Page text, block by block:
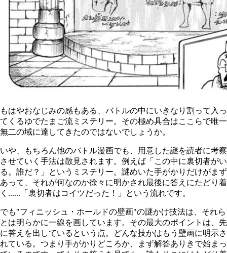
もはやおなじみの感もある、バトルの中にいきなり割って入っ
てくるゆでたまご流ミステリー。その極め具合はここらで唯一
無二の域に達してきたのではないでしょうか。
いや、もちろん他のバトル漫画でも、用意した謎を読者に考察
させていく手法は散見されます。例えば「この中に裏切者がい
る。誰だ？」というミステリー。謎めいた手がかりだけがまず
あって、それが何なのか徐々に明かされ最後に答えにたどり着
く......「裏切者はコイツだった！」という流れです。
でも"フィニッシュ・ホールドの壁画"の謎かけ技法は、それら
とは明らかに一線を画しています。その最大のポイントは、先
に答えを出しているという点。どんな技かはもう壁画に明示さ
れている。つまり手がかりどころか、まず解答ありきで始まっ